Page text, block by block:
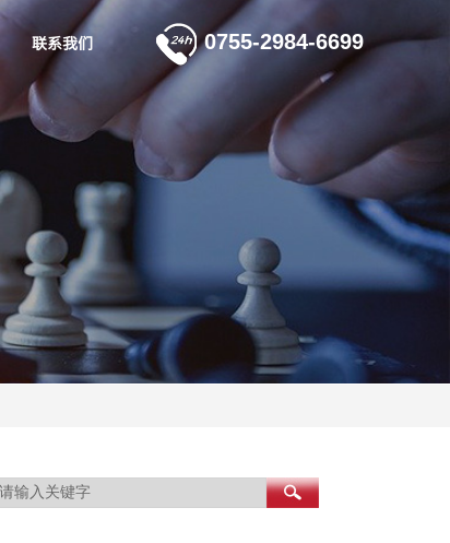
联系我们 0755-2984-6699